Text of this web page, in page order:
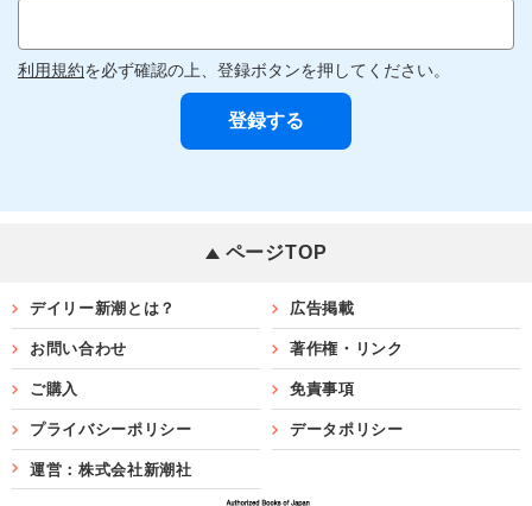
利用規約を必ず確認の上、登録ボタンを押してください。
ページTOP
デイリー新潮とは？ 広告掲載
お問い合わせ 著作権・リンク
ご購入 免責事項
プライバシーポリシー データポリシー
運営：株式会社新潮社